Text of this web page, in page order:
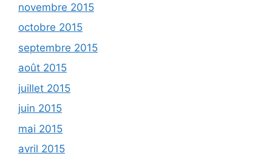
novembre 2015
octobre 2015
septembre 2015
août 2015
juillet 2015
juin 2015
mai 2015
avril 2015